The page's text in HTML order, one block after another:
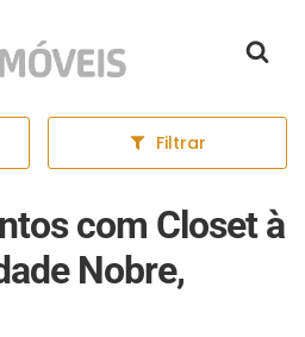
inicial
Filtrar
com Closet à
Nobre,